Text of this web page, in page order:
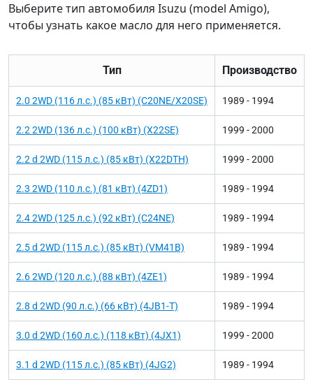
Выберите тип автомобиля Isuzu (model Amigo),
чтобы узнать какое масло для него применяется.
Тип Производство
2.0 2WD (116 л.с.) (85 кВт) (C20NE/X20SE) 1989 - 1994
2.2 2WD (136 л.с.) (100 кВт) (X22SE) 1999 - 2000
2.2 d 2WD (115 л.с.) (85 кВт) (X22DTH) 1999 - 2000
2.3 2WD (110 л.с.) (81 кВт) (4ZD1) 1989 - 1994
2.4 2WD (125 л.с.) (92 кВт) (C24NE) 1989 - 1994
2.5 d 2WD (115 л.с.) (85 кВт) (VM41B) 1989 - 1994
2.6 2WD (120 л.с.) (88 кВт) (4ZE1) 1989 - 1994
2.8 d 2WD (90 л.с.) (66 кВт) (4JB1-T) 1989 - 1994
3.0 d 2WD (160 л.с.) (118 кВт) (4JX1) 1999 - 2000
3.1 d 2WD (115 л.с.) (85 кВт) (4JG2) 1989 - 1994